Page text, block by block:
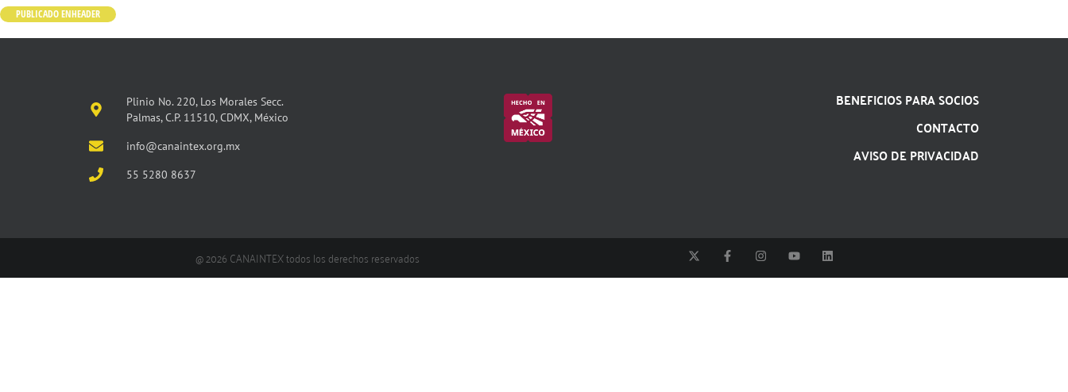
PUBLICADO ENHEADER
Plinio No. 220, Los Morales Secc.
Palmas, C.P. 11510, CDMX, México
info@canaintex.org.mx
55 5280 8637
BENEFICIOS PARA SOCIOS
CONTACTO
AVISO DE PRIVACIDAD
@ 2026 CANAINTEX todos los derechos reservados